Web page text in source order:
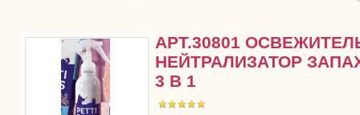
АРТ.30801
НЕЙТРАЛИЗАТОР
3 В 1